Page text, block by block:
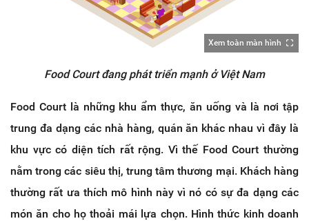
Xem toàn màn hình
Food Court đang phát triển mạnh ở Việt Nam
Food Court là những khu ẩm thực, ăn uống và là nơi tập
trung đa dạng các nhà hàng, quán ăn khác nhau vì đây là
khu vực có diện tích rất rộng. Vì thế Food Court thường
nằm trong các siêu thị, trung tâm thương mại. Khách hàng
thường rất ưa thích mô hình này vì nó có sự đa dạng các
món ăn cho họ thoải mái lựa chọn. Hình thức kinh doanh